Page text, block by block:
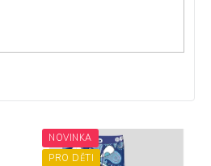
NOVINKA
PRO DĚTI